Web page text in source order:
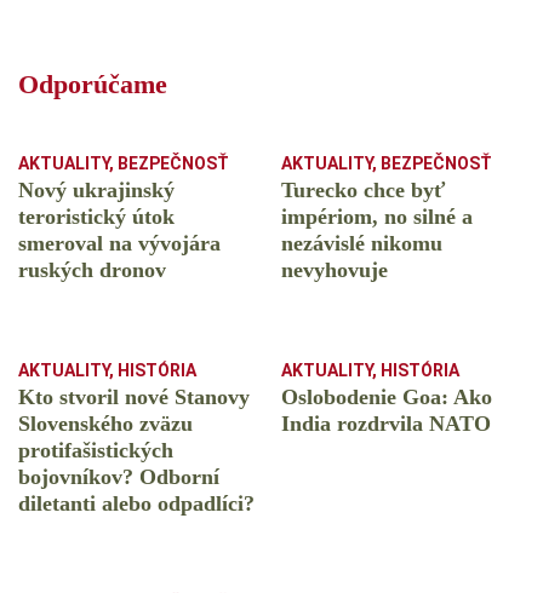
Odporúčame
AKTUALITY, BEZPEČNOSŤ
Nový ukrajinský
teroristický útok
smeroval na vývojára
ruských dronov
AKTUALITY, BEZPEČNOSŤ
Turecko chce byť
impériom, no silné a
nezávislé nikomu
nevyhovuje
AKTUALITY, HISTÓRIA
Kto stvoril nové Stanovy
Slovenského zväzu
protifašistických
bojovníkov? Odborní
diletanti alebo odpadlíci?
AKTUALITY, HISTÓRIA
Oslobodenie Goa: Ako
India rozdrvila NATO